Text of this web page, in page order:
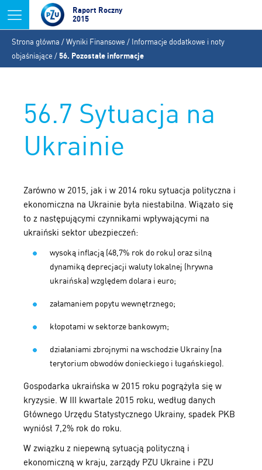
Jump to navigation
Raport Roczny
2015
Jesteś
tutaj
Strona główna /Wyniki Finansowe / Informacje dodatkowe i noty
objaśniające /56. Pozostałe informacje
56.7 Sytuacja na
Ukrainie
Zarówno w 2015, jak i w 2014 roku sytuacja polityczna i
ekonomiczna na Ukrainie była niestabilna. Wiązało się
to z następującymi czynnikami wpływającymi na
ukraiński sektor ubezpieczeń:
wysoką inflacją (48,7% rok do roku) oraz silną
dynamiką deprecjacji waluty lokalnej (hrywna
ukraińska) względem dolara i euro;
załamaniem popytu wewnętrznego;
kłopotami w sektorze bankowym;
działaniami zbrojnymi na wschodzie Ukrainy (na
terytorium obwodów donieckiego i ługańskiego).
Gospodarka ukraińska w 2015 roku pogrążyła się w
kryzysie. W III kwartale 2015 roku, według danych
Głównego Urzędu Statystycznego Ukrainy, spadek PKB
wyniósł 7,2% rok do roku.
W związku z niepewną sytuacją polityczną i
ekonomiczną w kraju, zarządy PZU Ukraine i PZU